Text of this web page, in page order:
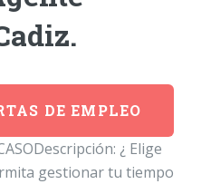
DE EMPLEO
¿ Elige
gestionar tu tiempo